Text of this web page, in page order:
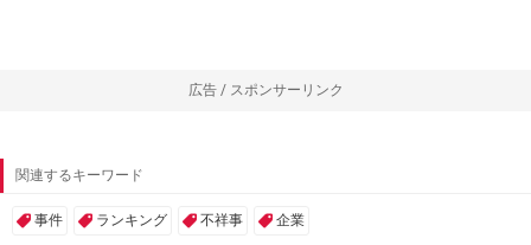
広告 / スポンサーリンク
関連するキーワード
事件 ランキング 不祥事 企業